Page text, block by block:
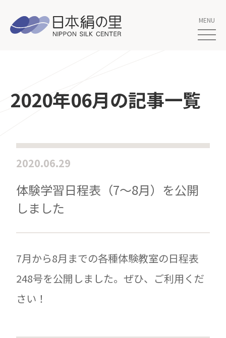
2020年06月の記事一覧
2020.06.29
体験学習日程表（7～8月）を公開
しました
7月から8月までの各種体験教室の日程表
248号を公開しました。ぜひ、ご利用くだ
さい！